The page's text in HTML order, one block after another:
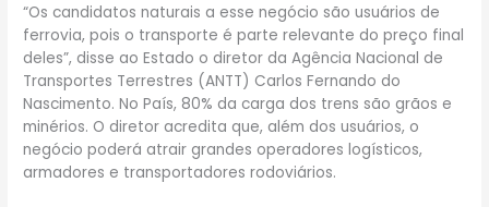
“Os candidatos naturais a esse negócio são usuários de
ferrovia, pois o transporte é parte relevante do preço final
deles”, disse ao Estado o diretor da Agência Nacional de
Transportes Terrestres (ANTT) Carlos Fernando do
Nascimento. No País, 80% da carga dos trens são grãos e
minérios. O diretor acredita que, além dos usuários, o
negócio poderá atrair grandes operadores logísticos,
armadores e transportadores rodoviários.